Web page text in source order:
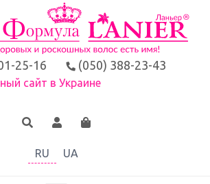
25-16 (050) 388-23-43
сайт в Украине
RU UA